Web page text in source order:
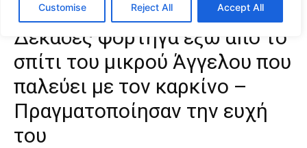
Customise Reject All Accept All
Συγκλονιστικό βίντεο:
Δεκάδες φορτηγά έξω από το
σπίτι του μικρού Άγγελου που
παλεύει με τον καρκίνο –
Πραγματοποίησαν την ευχή
του